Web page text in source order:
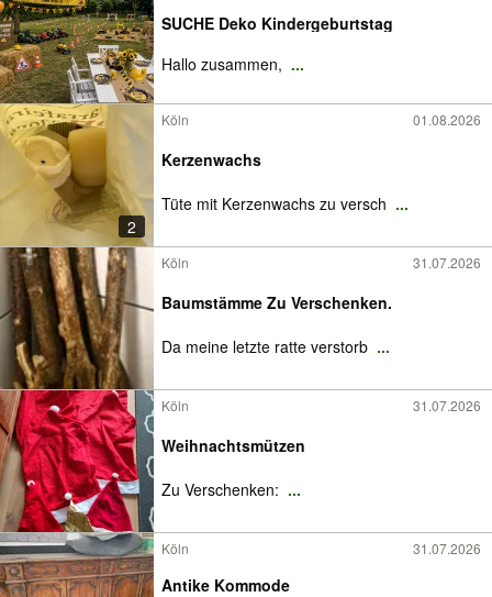
SUCHE Deko Kindergeburtstag
Hallo zusammen, ...
2
Köln 01.08.2026
Kerzenwachs
Tüte mit Kerzenwachs zu versch ...
Köln 31.07.2026
Baumstämme Zu Verschenken.
Da meine letzte ratte verstorb ...
Köln 31.07.2026
Weihnachtsmützen
Zu Verschenken: ...
Köln 31.07.2026
Antike Kommode